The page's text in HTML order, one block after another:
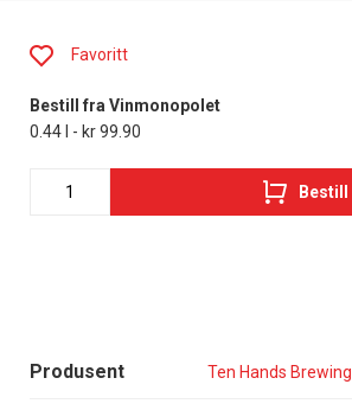
Produsent Ten Hands Brewing
Favoritt
Bestill fra Vinmonopolet
0.44 l - kr 99.90
Bestill